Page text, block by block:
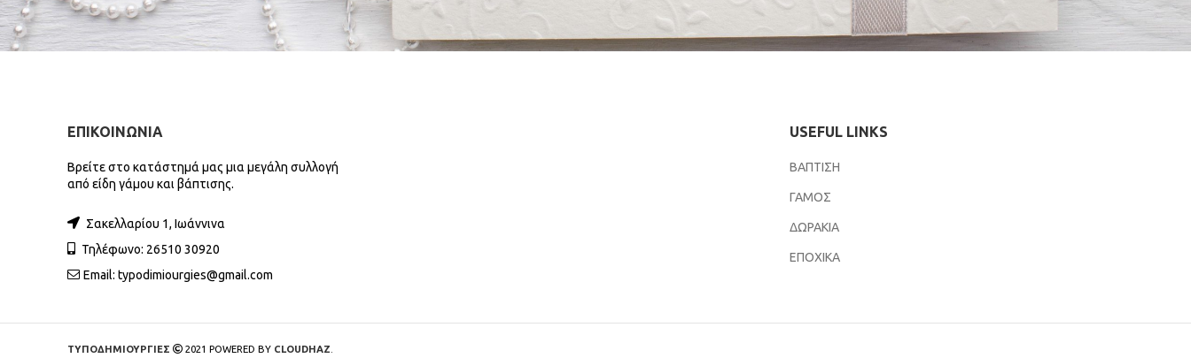
ΕΠΙΚΟΙΝΩΝΙΑ
Βρείτε στο κατάστημά μας μια μεγάλη συλλογή
από είδη γάμου και βάπτισης.
Σακελλαρίου 1, Ιωάννινα
Τηλέφωνο: 26510 30920
Email: typodimiourgies@gmail.com
USEFUL LINKS
ΒΑΠΤΙΣΗ
ΓΑΜΟΣ
ΔΩΡΑΚΙΑ
ΕΠΟΧΙΚΑ
ΤΥΠΟΔΗΜΙΟΥΡΓΙΕΣ 2021 POWERED BY CLOUDHAZ